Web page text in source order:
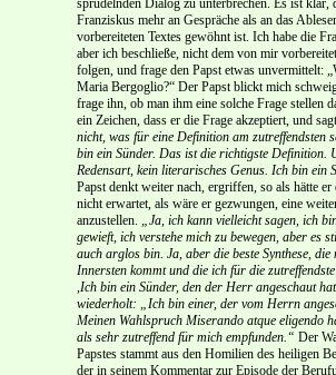
sprudelnden Dialog zu unterbrechen. Es ist klar,
Franziskus mehr an Gespräche als an das
vorbereiteten Textes gewöhnt ist. Ich habe die
aber ich beschließe, nicht dem von mir
folgen, und frage den Papst etwas unvermittelt:
Maria Bergoglio?“ Der Papst blickt mich
frage ihn, ob man ihm eine solche Frage stellen
ein Zeichen, dass er die Frage akzeptiert, und
nicht, was für eine Definition am zutreffendsten
bin ein Sünder. Das ist die richtigste Definition.
Redensart, kein literarisches Genus. Ich bin ein
Papst denkt weiter nach, ergriffen, so als hätte er
nicht erwartet, als wäre er gezwungen, eine
anzustellen. „Ja, ich kann vielleicht sagen, ich
gewieft, ich verstehe mich zu bewegen, aber es
auch arglos bin. Ja, aber die beste Synthese, die
Innersten kommt und die ich für die
,Ich bin ein Sünder, den der Herr angeschaut
wiederholt: „Ich bin einer, der vom Herrn
Meinen Wahlspruch Miserando atque eligendo
als sehr zutreffend für mich empfunden.“ Der
Papstes stammt aus den Homilien des heiligen
der in seinem Kommentar zur Episode der